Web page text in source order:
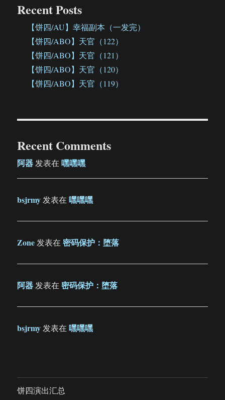
Recent Posts
【饼四/AU】幸福副本（一发完）
【饼四/ABO】天官（122）
【饼四/ABO】天官（121）
【饼四/ABO】天官（120）
【饼四/ABO】天官（119）
Recent Comments
阿器发表在嘿嘿嘿
bsjrmy发表在嘿嘿嘿
Zone发表在密码保护：堕落
阿器发表在密码保护：堕落
bsjrmy发表在嘿嘿嘿
饼四演出汇总